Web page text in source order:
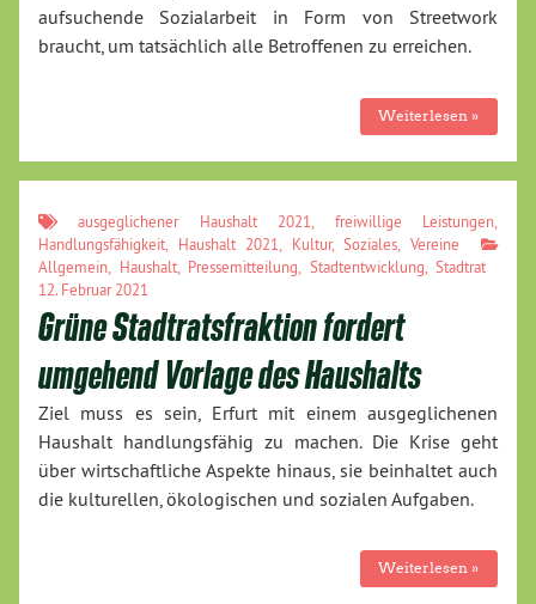
aufsuchende Sozialarbeit in Form von Streetwork
braucht, um tatsächlich alle Betroffenen zu erreichen.
Weiterlesen »
ausgeglichener Haushalt 2021 freiwillige Leistungen
Handlungsfähigkeit
Haushalt 2021 Kultur, Soziales
Vereine
Allgemein
Haushalt, Pressemitteilung Stadtentwicklung
Stadtrat
12. Februar 2021
Grüne Stadtratsfraktion fordert
umgehend Vorlage des Haushalts
Ziel muss es sein, Erfurt mit einem ausgeglichenen
Haushalt handlungsfähig zu machen. Die Krise geht
über wirtschaftliche Aspekte hinaus, sie beinhaltet auch
die kulturellen, ökologischen und sozialen Aufgaben.
Weiterlesen »